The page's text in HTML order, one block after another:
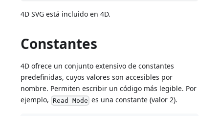
4D SVG está incluido en 4D.
Constantes
4D ofrece un conjunto extensivo de constantes
predefinidas, cuyos valores son accesibles por
nombre. Permiten escribir un código más legible. Por
ejemplo, Read Mode es una constante (valor 2).